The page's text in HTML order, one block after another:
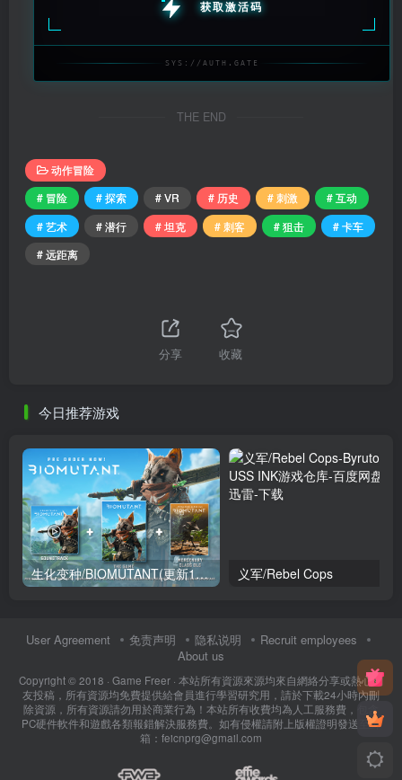
获取激活码
SYS://AUTH.GATE
THE END
动作冒险
# 冒险
# 探索 # VR # 历史 # 刺激
# 互动
# 艺术
# 潜行 # 坦克 # 刺客 # 狙击
# 卡车
# 远距离
分享 收藏
今日推荐游戏
生化变种/BIOMUTANT(更新1.60豪华版+全DLC+中文语音) 义军/Rebel Cops
User Agreement 免责声明 隐私说明
Recruit employees
About us
Copyright © 2018 · Game Freer · 本站所有資源來源均來自網絡分享或熱心網
友投稿，所有資源均免費提供給會員進行學習研究用，請於下載24小時內刪
除資源，所有資源請勿用於商業行為！本站所有收費均為人工服務費，包含
PC硬件軟件和遊戲各類報錯解決服務費。如有侵權請附上版權證明發送至郵
箱：feicnprg@gmail.com